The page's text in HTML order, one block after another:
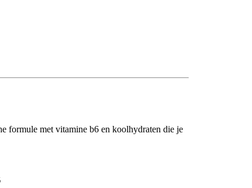
formule met vitamine b6 en koolhydraten die je